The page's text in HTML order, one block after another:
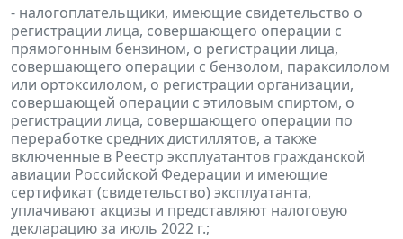
- налогоплательщики, имеющие свидетельство о
регистрации лица, совершающего операции с
прямогонным бензином, о регистрации лица,
совершающего операции с бензолом, параксилолом
или ортоксилолом, о регистрации организации,
совершающей операции с этиловым спиртом, о
регистрации лица, совершающего операции по
переработке средних дистиллятов, а также
включенные в Реестр эксплуатантов гражданской
авиации Российской Федерации и имеющие
сертификат (свидетельство) эксплуатанта,
уплачиваютакцизы и представляют налоговую
декларациюза июль 2022 г.;